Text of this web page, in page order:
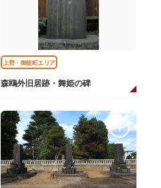
上野・御徒町エリア
森鴎外旧居跡・舞姫の碑